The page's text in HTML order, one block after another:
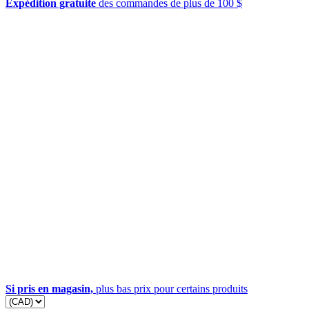
Expédition gratuite des commandes de plus de 100 $
Si pris en magasin, plus bas prix pour certains produits